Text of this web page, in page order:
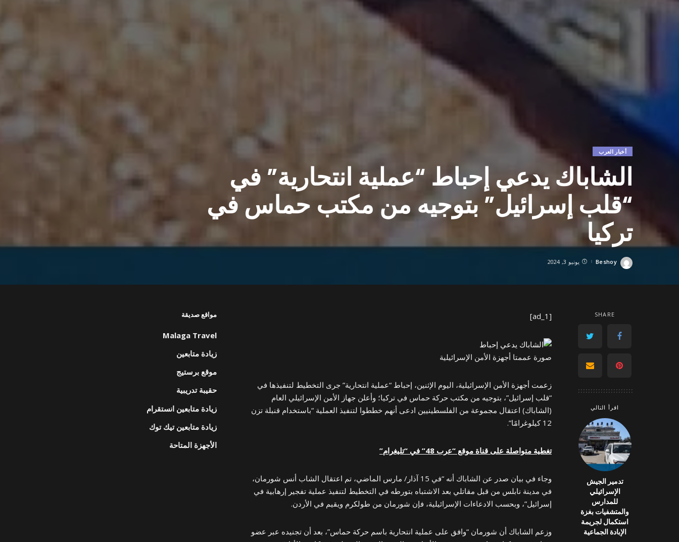
أخبار العرب
الشاباك يدعي إحباط “عملية انتحارية” في
“قلب إسرائيل” بتوجيه من مكتب حماس في
تركيا
Posted
Beshoy يونيو 3, 2024
SHARE
اقرأ التالي
تدمير الجيش
الإسرائيلي
للمدارس
والمتشفيات بغزة
استكمال لجريمة
الإبادة الجماعية
[ad_1]
صورة عممتا أجهزة الأمن الإسرائيلية
زعمت أجهزة الأمن الإسرائيلية، اليوم الإثنين، إحباط “عملية انتحارية” جرى التخطيط لتنفيذها في
“قلب إسرائيل”، بتوجيه من مكتب حركة حماس في تركيا؛ وأعلن جهاز الأمن الإسرائيلي العام
(الشاباك) اعتقال مجموعة من الفلسطينيين ادعى أنهم خططوا لتنفيذ العملية “باستخدام قنبلة تزن
12 كيلوغرامًا”.
تغطية متواصلة على قناة موقع “عرب 48” في “تليغرام”
وجاء في بيان صدر عن الشاباك أنه “في 15 آذار/ مارس الماضي، تم اعتقال الشاب أنس شورمان،
في مدينة نابلس من قبل مقاتلي بعد الاشتباه بتورطه في التخطيط لتنفيذ عملية تفجير إرهابية في
إسرائيل”، وبحسب الادعاءات الإسرائيلية، فإن شورمان من طولكرم ويقيم في الأردن.
وزعم الشاباك أن شورمان “وافق على عملية انتحارية باسم حركة حماس”، بعد أن تجنيده عبر عضو
مواقع صديقة
Malaga Travel
زيادة متابعين
موقع برستيج
حقيبة تدريبية
زيادة متابعين انستقرام
زيادة متابعين تيك توك
الأجهزة المتاحة